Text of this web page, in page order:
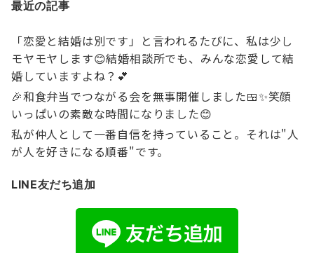
最近の記事
「恋愛と結婚は別です」と言われるたびに、私は少し
モヤモヤします😊結婚相談所でも、みんな恋愛して結
婚していますよね？💕
🎉和食弁当でつながる会を無事開催しました🍱✨笑顔
いっぱいの素敵な時間になりました😊
私が仲人として一番自信を持っていること。それは"人
が人を好きになる順番"です。
LINE友だち追加